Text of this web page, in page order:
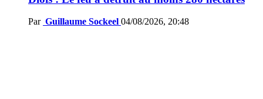
Par Guillaume Sockeel 04/08/2026, 20:48